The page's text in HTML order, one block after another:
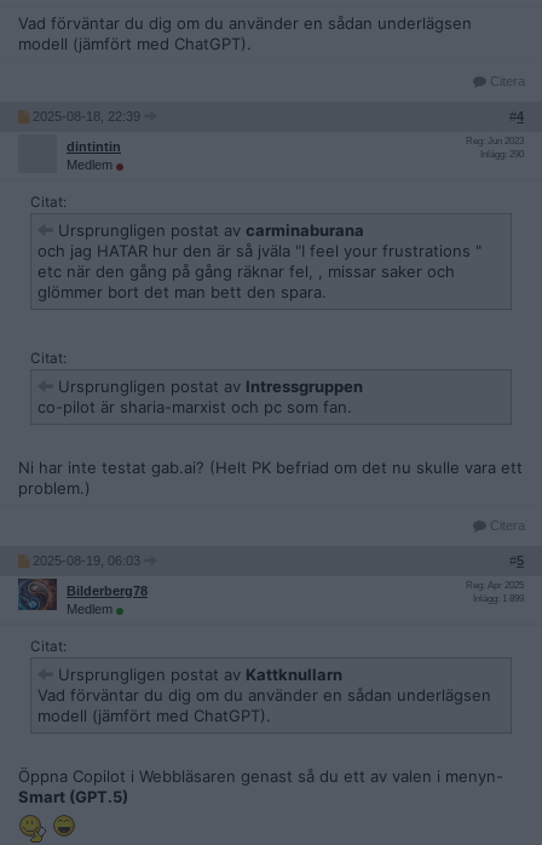
Vad förväntar du dig om du använder en sådan underlägsen
modell (jämfört med ChatGPT).
Citera
2025-08-18, 22:39 #4
dintintin
Medlem
Reg: Jun 2023
Inlägg: 290
Citat:
Ursprungligen postat av carminaburana
och jag HATAR hur den är så jväla "I feel your frustrations "
etc när den gång på gång räknar fel, , missar saker och
glömmer bort det man bett den spara.
Citat:
Ursprungligen postat av Intressgruppen
co-pilot är sharia-marxist och pc som fan.
Ni har inte testat gab.ai? (Helt PK befriad om det nu skulle vara ett
problem.)
Citera
2025-08-19, 06:03 #5
Bilderberg78
Medlem
Reg: Apr 2025
Inlägg: 1 899
Citat:
Ursprungligen postat av Kattknullarn
Vad förväntar du dig om du använder en sådan underlägsen
modell (jämfört med ChatGPT).
Öppna Copilot i Webbläsaren genast så du ett av valen i menyn-
Smart (GPT.5)